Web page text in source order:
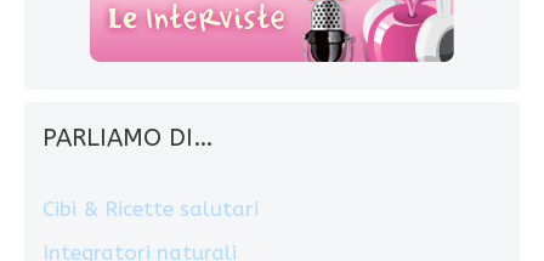
PARLIAMO DI…
Cibi & Ricette salutari
Integratori naturali